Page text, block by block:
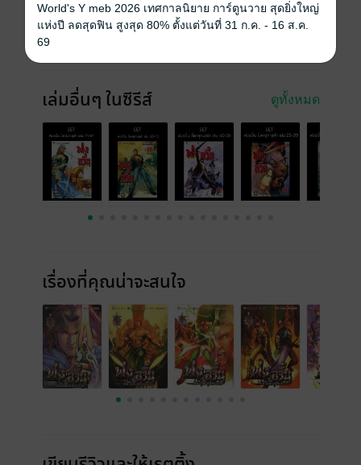
ความยาว 125 หน้า
เล่มอื่นๆ ในซีรีส์ ดูทั้งหมด
เรื่องที่คุณน่าจะสนใจ
World's Y meb 2026 เทศกาลนิยาย การ์ตูนวาย สุดยิ่งใหญ่
แห่งปี ลดสุดฟิน สูงสุด 80% ตั้งแต่วันที่ 31 ก.ค. - 16 ส.ค.
69